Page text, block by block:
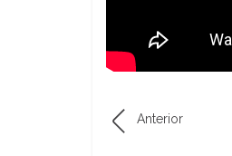
Anterior